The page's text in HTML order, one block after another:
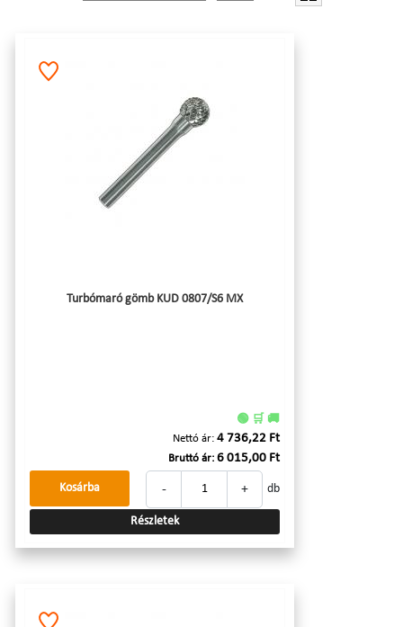
Turbómaró gömb KUD 0807/S6 MX
🟢 🛒 🚚
Nettó ár: 4 736,22 Ft
Bruttó ár: 6 015,00 Ft
- + db
Kosárba
Részletek